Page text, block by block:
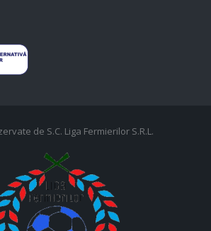
de S.C. Liga Fermierilor S.R.L.